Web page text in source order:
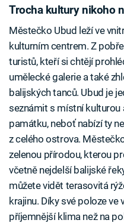
Trocha kultury nikoho
Městečko Ubud leží ve
kulturním centrem. Z
turistů, kteří si chtějí
umělecké galerie a také
balijských tanců. Ubud je
seznámit s místní kulturou
památku, neboť nabízí ty
z celého ostrova.
zelenou přírodou, kterou
včetně nejdelší balijské
můžete vidět terasovitá
krajinu. Díky své poloze
příjemnější klima než na